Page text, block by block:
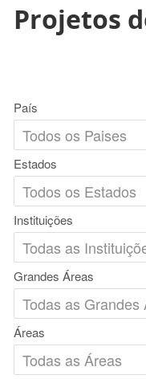
Projetos
País
Estados
Instituições
Grandes Áreas
Áreas